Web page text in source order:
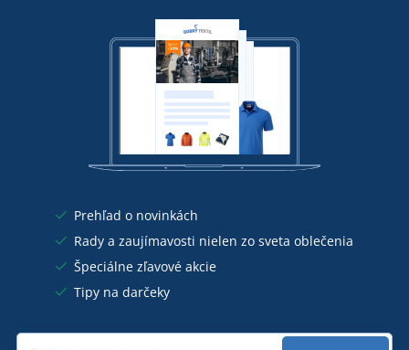
Prehľad o novinkách
Rady a zaujímavosti nielen zo sveta oblečenia
Špeciálne zľavové akcie
Tipy na darčeky